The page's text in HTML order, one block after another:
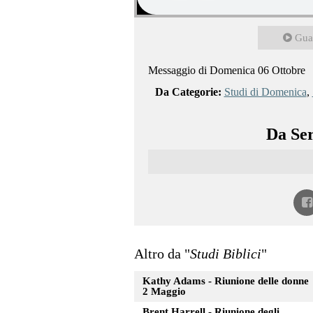
Messaggio di Domenica 06 Ottobre
Da Categorie: Studi di Domenica,
Da
Altro da "Studi Biblici"
Kathy Adams - Riunione delle donne
2 Maggio